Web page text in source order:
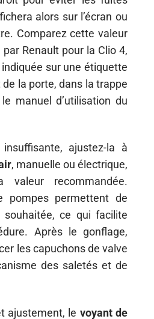
alors sur l’écran ou
Comparez cette valeur
Renault pour la Clio 4,
sur une étiquette
la porte, dans la trappe
manuel d’utilisation du
ajustez-la à
, manuelle ou électrique,
valeur recommandée.
pompes permettent de
souhaitée, ce qui facilite
Après le gonflage,
les capuchons de valve
des saletés et de
ajustement, le voyant de